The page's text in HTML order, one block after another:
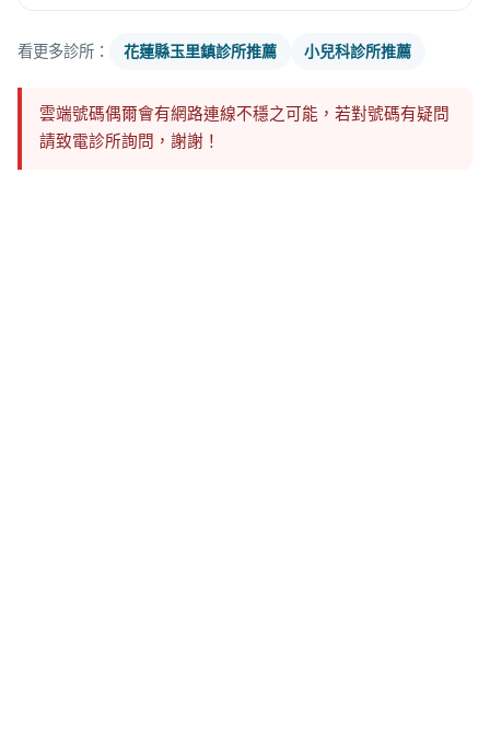
看更多診所： 花蓮縣玉里鎮診所推薦 小兒科診所推薦
雲端號碼偶爾會有網路連線不穩之可能，若對號碼有疑問
請致電診所詢問，謝謝！